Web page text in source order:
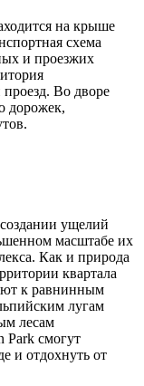
на крыше
схема
и проезжих
Во дворе
дорожек,
ущелий
масштабе их
Как и природа
квартала
к равнинным
лугам
лесам
Park смогут
и отдохнуть от